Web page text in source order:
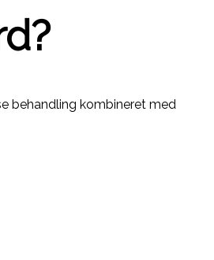
behandling kombineret med